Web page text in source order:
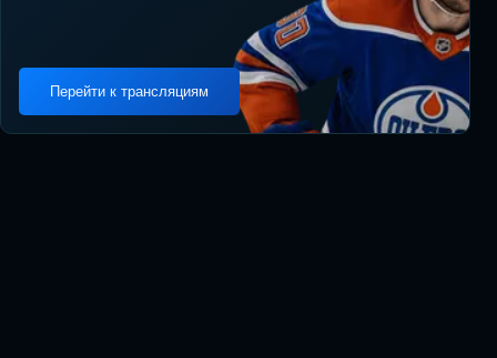
Перейти к трансляциям